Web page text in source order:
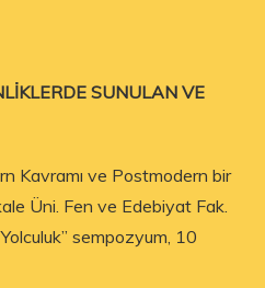
SUNULAN VE
Kavramı ve Postmodern bir
Üni. Fen ve Edebiyat Fak.
sempozyum, 10